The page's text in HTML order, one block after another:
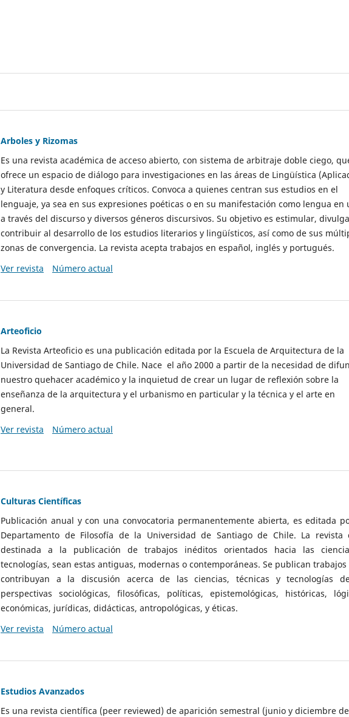
Arboles y Rizomas
Es una revista académica de acceso abierto, con sistema de arbitraje doble ciego,
ofrece un espacio de diálogo para investigaciones en las áreas de Lingüística
y Literatura desde enfoques críticos. Convoca a quienes centran sus estudios en el
lenguaje, ya sea en sus expresiones poéticas o en su manifestación como lengua en
a través del discurso y diversos géneros discursivos. Su objetivo es estimular,
contribuir al desarrollo de los estudios literarios y lingüísticos, así como de sus
zonas de convergencia. La revista acepta trabajos en español, inglés y portugués.
Ver revista
Número actual
Arteoficio
La Revista Arteoficio es una publicación editada por la Escuela de Arquitectura de la
Universidad de Santiago de Chile. Nace el año 2000 a partir de la necesidad de
nuestro quehacer académico y la inquietud de crear un lugar de reflexión sobre la
enseñanza de la arquitectura y el urbanismo en particular y la técnica y el arte en
general.
Ver revista
Número actual
Culturas Científicas
Publicación anual y con una convocatoria permanentemente abierta, es editada
Departamento de Filosofía de la Universidad de Santiago de Chile. La revista
destinada a la publicación de trabajos inéditos orientados hacia las
tecnologías, sean estas antiguas, modernas o contemporáneas. Se publican
contribuyan a la discusión acerca de las ciencias, técnicas y tecnologías
perspectivas sociológicas, filosóficas, políticas, epistemológicas, históricas,
económicas, jurídicas, didácticas, antropológicas, y éticas.
Ver revista
Número actual
Estudios Avanzados
Es una revista científica (peer reviewed) de aparición semestral (junio y diciembre de